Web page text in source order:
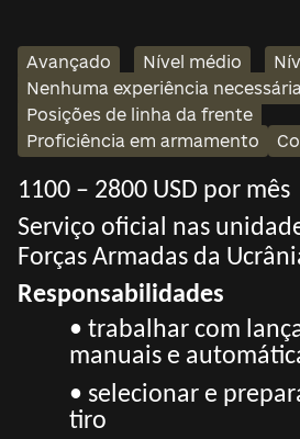
Avançado Nível médio
Nenhuma experiência necessária
Posições de linha da frente
Proficiência em armamento
1100 – 2800 USD por mês
Serviço oficial nas
Forças Armadas da
Responsabilidades
• trabalhar com
manuais e
• selecionar e
tiro